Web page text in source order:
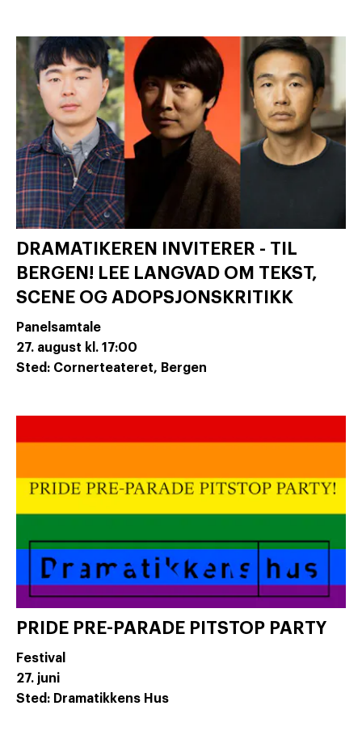
DRAMATIKEREN INVITERER - TIL
BERGEN! LEE LANGVAD OM TEKST,
SCENE OG ADOPSJONSKRITIKK
Panelsamtale
27. august kl. 17:00
Sted: Cornerteateret, Bergen
PRIDE PRE-PARADE PITSTOP PARTY
Festival
27. juni
Sted: Dramatikkens Hus